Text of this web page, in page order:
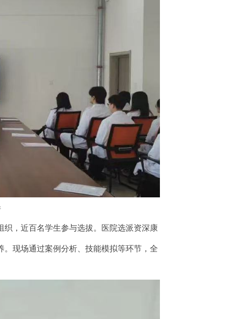
，近百名学生参与选拔。医院选派资深康
现场通过案例分析、技能模拟等环节，全